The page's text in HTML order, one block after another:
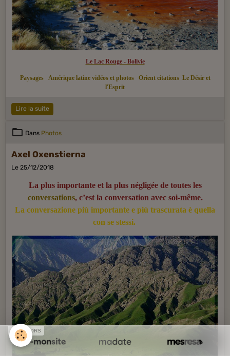
Le Lac Rouge - Bolivie
Paysages Amérique latine vidéos et photos Orient citations Le Désir et
l'Esprit
Lire la suite
Dans Photos
Axel Oxenstierna
Le 25/12/2018
La plus importante et la plus négligée de toutes les
conversations, c’est la conversation avec soi-même.
La conversazione più importante e più trascurata è quella
con se stessi.
SPONSORS